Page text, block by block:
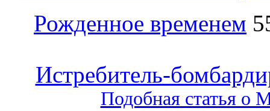
Рожденное временем
Истребитель-
Подобная статья